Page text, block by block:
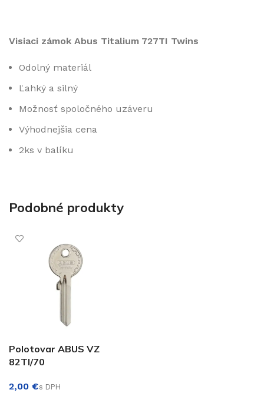
Visiaci zámok Abus Titalium 727TI Twins
Odolný materiál
Ľahký a silný
Možnosť spoločného uzáveru
Výhodnejšia cena
2ks v balíku
Podobné produkty
Polotovar ABUS VZ
82TI/70
€